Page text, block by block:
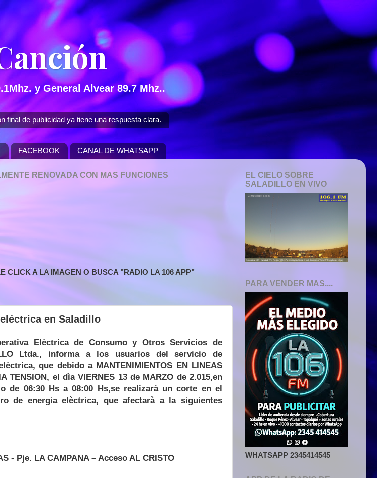
y General Alvear 89.7 Mhz..
final de publicidad ya tiene una respuesta clara.
FACEBOOK CANAL DE WHATSAPP
RENOVADA CON MAS FUNCIONES
CLICK A LA IMAGEN O BUSCA "RADIO LA 106 APP"
en Saladillo
Elèctrica de Consumo y Otros Servicios de
Ltda., informa a los usuarios del servicio de
que debido a MANTENIMIENTOS EN LINEAS
TENSION, el dìa VIERNES 13 de MARZO de 2.015,en
de 06:30 Hs a 08:00 Hs,se realizarà un corte en el
de energia elèctrica, que afectarà a la siguientes
- Pje. LA CAMPANA – Acceso AL CRISTO
EL CIELO SOBRE
SALADILLO EN VIVO
PARA VENDER MAS....
WHATSAPP 2345414545